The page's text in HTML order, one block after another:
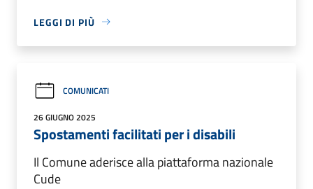
LEGGI DI PIÙ
COMUNICATI
26 GIUGNO 2025
Spostamenti facilitati per i disabili
Il Comune aderisce alla piattaforma nazionale
Cude